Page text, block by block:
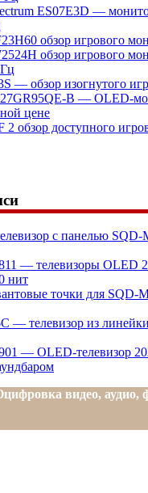
ES07E3D —
обзор игрового
обзор игрового
— обзор изогнутого
B — OLED-
цене
2 обзор доступного
с панелью
— телевизоры OLED
нит
точки для SQD-
— телевизор из
— OLED-телевизор
видео, аудио,